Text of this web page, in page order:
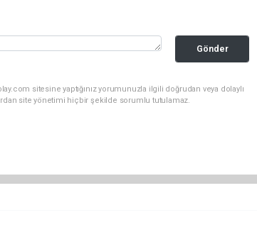
Gönder
sitesine yaptığınız yorumunuzla ilgili doğrudan veya dolaylı
site yönetimi hiçbir şekilde sorumlu tutulamaz.